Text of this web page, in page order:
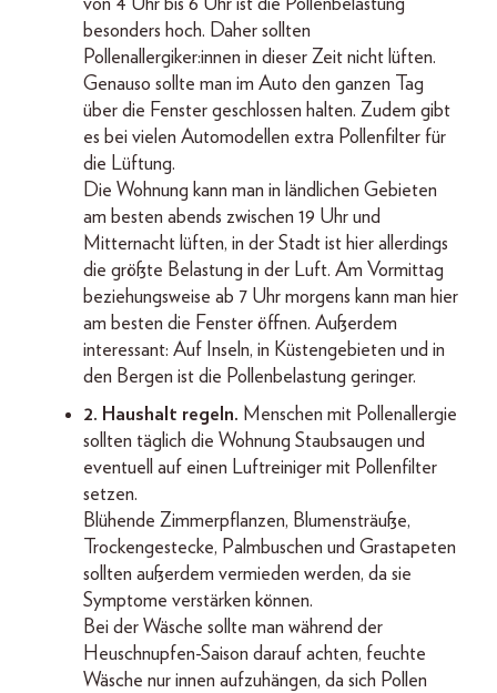
von 4 Uhr bis 6 Uhr ist die Pollenbelastung
besonders hoch. Daher sollten
Pollenallergiker:innen in dieser Zeit nicht lüften.
Genauso sollte man im Auto den ganzen Tag
über die Fenster geschlossen halten. Zudem gibt
es bei vielen Automodellen extra Pollenfilter für
die Lüftung.
Die Wohnung kann man in ländlichen Gebieten
am besten abends zwischen 19 Uhr und
Mitternacht lüften, in der Stadt ist hier allerdings
die größte Belastung in der Luft. Am Vormittag
beziehungsweise ab 7 Uhr morgens kann man hier
am besten die Fenster öffnen. Außerdem
interessant: Auf Inseln, in Küstengebieten und in
den Bergen ist die Pollenbelastung geringer.
2. Haushalt regeln. Menschen mit Pollenallergie
sollten täglich die Wohnung Staubsaugen und
eventuell auf einen Luftreiniger mit Pollenfilter
setzen.
Blühende Zimmerpflanzen, Blumensträuße,
Trockengestecke, Palmbuschen und Grastapeten
sollten außerdem vermieden werden, da sie
Symptome verstärken können.
Bei der Wäsche sollte man während der
Heuschnupfen-Saison darauf achten, feuchte
Wäsche nur innen aufzuhängen, da sich Pollen